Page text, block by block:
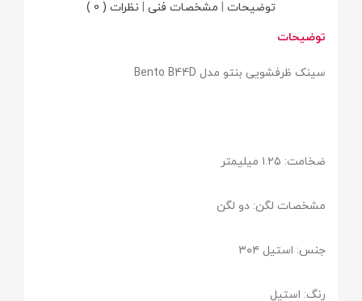
توضیحات | مشخصات فنی | نظرات ( 0 )
توضیحات
سینک ظرفشویی بنتو مدل Bento B44D
ضخامت: ۱.۲۵ میلیمتر
مشخصات لگن: دو لگن
جنس: استیل ۳۰۴
رنگ: استیل